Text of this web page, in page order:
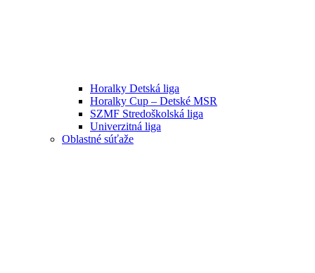
Horalky Detská liga
Horalky Cup – Detské MSR
SZMF Stredoškolská liga
Univerzitná liga
Oblastné súťaže